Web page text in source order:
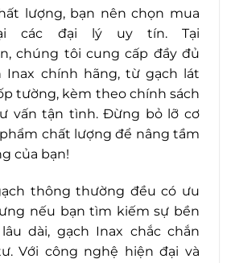
lượng, bạn nên chọn mua
các đại lý uy tín. Tại
chúng tôi cung cấp đầy đủ
Inax chính hãng, từ gạch lát
tường, kèm theo chính sách
vấn tận tình. Đừng bỏ lỡ cơ
chất lượng để nâng tầm
của bạn!
thông thường đều có ưu
nếu bạn tìm kiếm sự bền
dài, gạch Inax chắc chắn
Với công nghệ hiện đại và